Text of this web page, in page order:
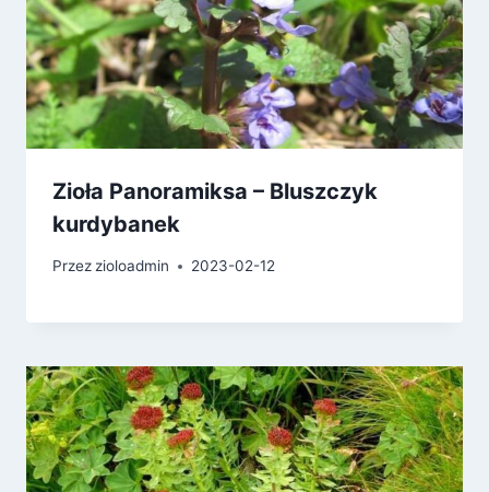
Zioła Panoramiksa – Bluszczyk
kurdybanek
Przezzioloadmin 2023-02-12